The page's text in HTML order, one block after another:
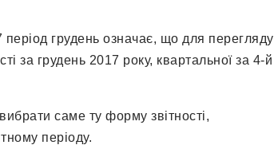
грудень означає, що для перегляду
за грудень 2017 року, квартальної за 4-й
саме ту форму звітності,
періоду.